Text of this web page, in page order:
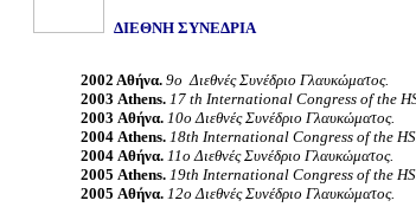
ΔΙΕΘΝΗ ΣΥΝΕΔΡΙΑ
2002 Αθήνα. 9ο Διεθνές Συνέδριο Γλαυκώματος.
2003 Athens. 17 th International Congress of the
2003 Αθήνα. 10ο Διεθνές Συνέδριο Γλαυκώματος.
2004 Athens. 18th International Congress of the
2004 Αθήνα. 11ο Διεθνές Συνέδριο Γλαυκώματος.
2005 Athens. 19th International Congress of the
2005 Αθήνα. 12ο Διεθνές Συνέδριο Γλαυκώματος.